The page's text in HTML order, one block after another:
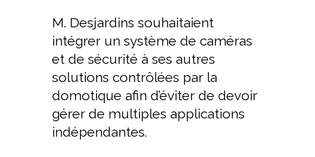
M. Desjardins souhaitaient
intégrer un système de caméras
et de sécurité à ses autres
solutions contrôlées par la
domotique afin d’éviter de devoir
gérer de multiples applications
indépendantes.